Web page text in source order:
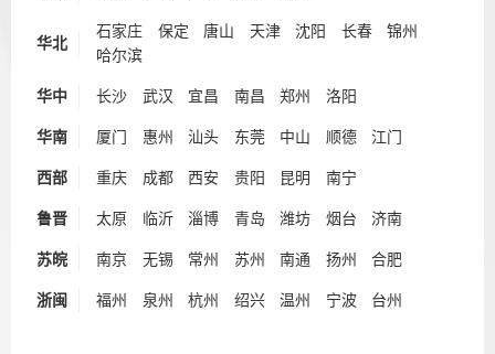
华北
石家庄 保定 唐山 天津 沈阳 长春
锦州
哈尔滨
华中 长沙 武汉 宜昌 南昌 郑州 洛阳
华南 厦门 惠州 汕头 东莞 中山 顺德 江门
西部 重庆 成都 西安 贵阳 昆明 南宁
鲁晋 太原 临沂 淄博 青岛 潍坊 烟台 济南
苏皖 南京 无锡 常州 苏州 南通 扬州 合肥
浙闽 福州 泉州 杭州 绍兴 温州 宁波 台州